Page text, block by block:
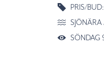
PRIS/
SÖNDAG